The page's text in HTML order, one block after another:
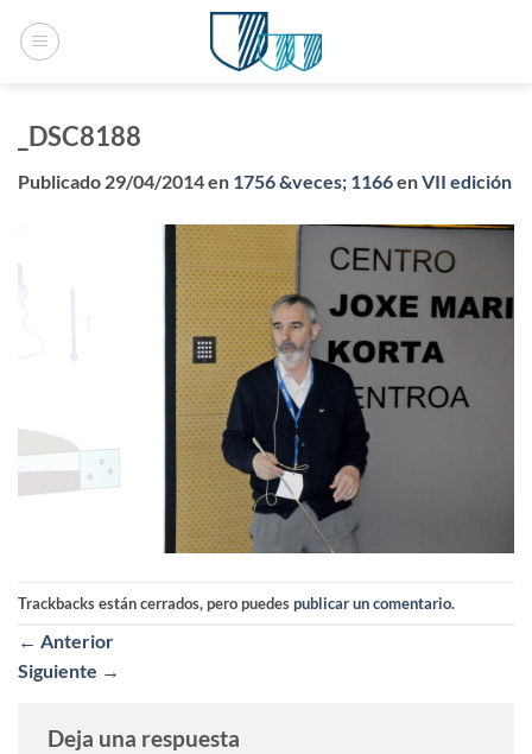
_DSC8188
Publicado 29/04/2014en 1756 &veces; 1166enVII edición
Trackbacks están cerrados, pero puedespublicar un comentario.
← Anterior
Siguiente →
Deja una respuesta